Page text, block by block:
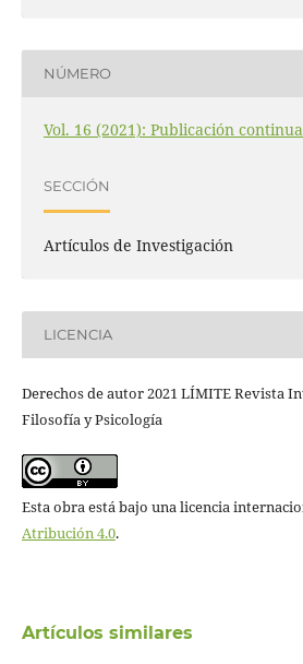
NÚMERO
Vol. 16 (2021): Publicación
SECCIÓN
Artículos de Investigación
LICENCIA
Derechos de autor 2021 LÍMITE Revista
Filosofía y Psicología
Esta obra está bajo una licencia
Atribución 4.0.
Artículos similares